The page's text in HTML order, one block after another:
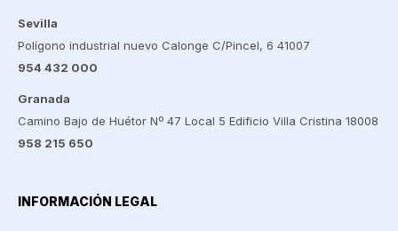
Sevilla
Polígono industrial nuevo Calonge C/Pincel, 6 41007
954 432 000
Granada
Camino Bajo de Huétor Nº 47 Local 5 Edificio Villa Cristina 18008
958 215 650
INFORMACIÓN LEGAL